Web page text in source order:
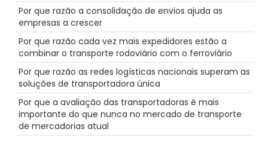
Ecommerce
Camiões-cisterna
Discriminação
Hazmat
LoadPay
Agentes
Condução de camiões cénica
Truckstop.com
Intermodal
Furacão
Por que razão a consolidação de envios ajuda as
empresas a crescer
Por que razão cada vez mais expedidores estão a
combinar o transporte rodoviário com o ferroviário
Por que razão as redes logísticas nacionais superam as
soluções de transportadora única
Por que a avaliação das transportadoras é mais
importante do que nunca no mercado de transporte
de mercadorias atual